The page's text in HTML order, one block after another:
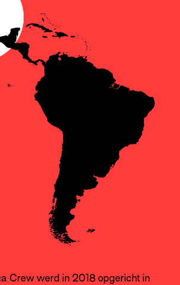
Crew werd in 2018 opgericht in